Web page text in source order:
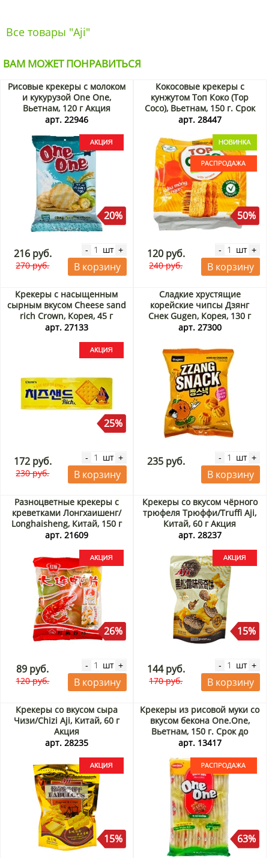
Все товары "Aji"
ВАМ МОЖЕТ ПОНРАВИТЬСЯ
Рисовые крекеры с молоком
и кукурузой One One,
Вьетнам, 120 г Акция
арт. 22946
20%
216 руб.
270 руб.
- шт +
В корзину
Кокосовые крекеры с
кунжутом Топ Коко (Top
Coco), Вьетнам, 150 г. Срок
до 06.09.2026. Распродажа
арт. 28447
50%
120 руб.
240 руб.
- шт +
В корзину
Крекеры с насыщенным
сырным вкусом Cheese sand
rich Crown, Корея, 45 г
Акция
арт. 27133
25%
172 руб.
230 руб.
- шт +
В корзину
Сладкие хрустящие
корейские чипсы Дзянг
Снек Gugen, Корея, 130 г
арт. 27300
235 руб. - шт +
В корзину
Разноцветные крекеры с
креветками Лонгхаишенг/
Longhaisheng, Китай, 150 г
Акция
арт. 21609
26%
89 руб.
120 руб.
- шт +
В корзину
Крекеры со вкусом чёрного
трюфеля Трюффи/Truffi Aji,
Китай, 60 г Акция
арт. 28237
15%
144 руб.
170 руб.
- шт +
В корзину
Крекеры со вкусом сыра
Чизи/Chizi Aji, Китай, 60 г
Акция
арт. 28235
15%
Крекеры из рисовой муки со
вкусом бекона One.One,
Вьетнам, 150 г. Срок до
18.08.2026. Распродажа
арт. 13417
63%